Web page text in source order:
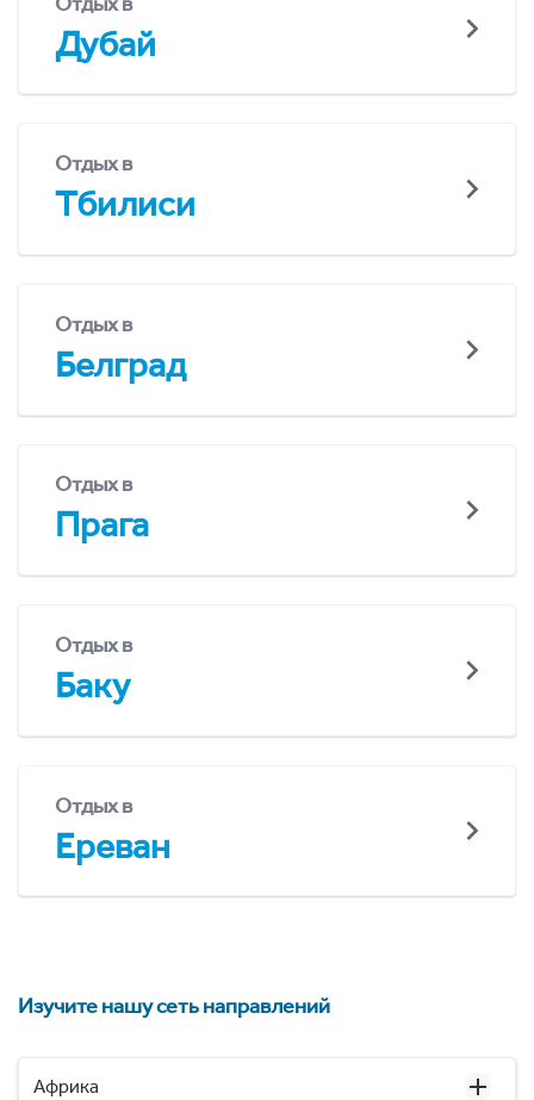
Дубай
Отдых в
Тбилиси
Отдых в
Белград
Отдых в
Прага
Отдых в
Баку
Отдых в
Ереван
Изучите нашу сеть направлений
Африка